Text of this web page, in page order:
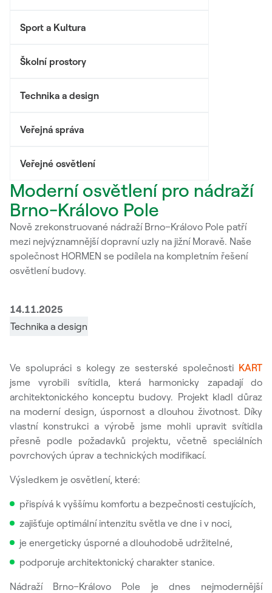
Moderní osvětlení pro nádraží
Brno-Královo Pole
Nově zrekonstruované nádraží Brno–Královo Pole patří
mezi nejvýznamnější dopravní uzly na jižní Moravě. Naše
společnost HORMEN se podílela na kompletním řešení
osvětlení budovy.
14.11.2025
Technika a design
Ve spolupráci s kolegy ze sesterské společnosti KART
jsme vyrobili svítidla, která harmonicky zapadají do
architektonického konceptu budovy. Projekt kladl důraz
na moderní design, úspornost a dlouhou životnost. Díky
vlastní konstrukci a výrobě jsme mohli upravit svítidla
přesně podle požadavků projektu, včetně speciálních
povrchových úprav a technických modifikací.
Výsledkem je osvětlení, které:
přispívá k vyššímu komfortu a bezpečnosti cestujících,
zajišťuje optimální intenzitu světla ve dne i v noci,
je energeticky úsporné a dlouhodobě udržitelné,
podporuje architektonický charakter stanice.
Nádraží Brno–Královo Pole je dnes nejmodernější
Sport a Kultura
Školní prostory
Technika a design
Veřejná správa
Veřejné osvětlení